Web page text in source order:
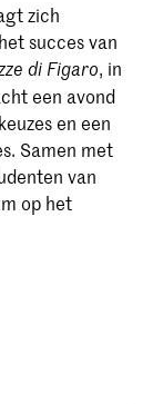
zich
succes van
di Figaro, in
een avond
en een
Samen met
van
op het